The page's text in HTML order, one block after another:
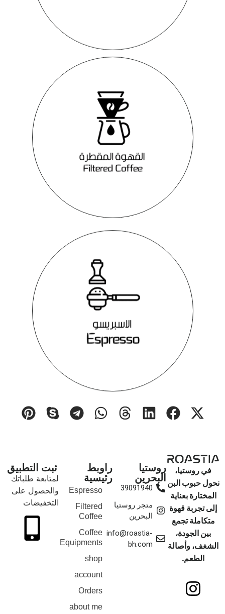
في روستيا،
نحول حبوب البن
المختارة بعناية
إلى تجربة قهوة
متكاملة تجمع
بين الجودة،
الشغف، وأصالة
الطعم.
روستيا
البحرين
39091940
متجر روستيا
البحرين
info@roastia-
bh.com
راوبط
رئيسية
Espresso
Filtered
Coffee
Coffee
Equipments
shop
account
Orders
about me
ثبت التطبيق
لمتابعة طلباتك
والحصول على
التخفيضات